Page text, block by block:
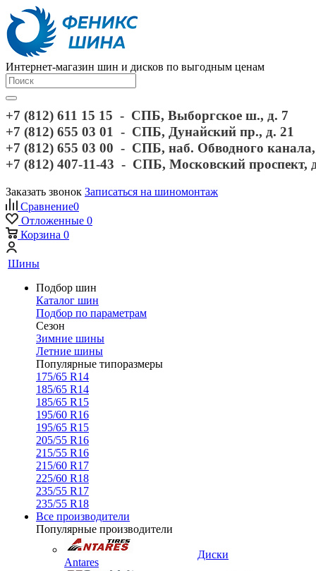
Интернет-магазин шин и дисков по выгодным ценам
+7 (812) 611 15 15 - СПБ, Выборгское ш., д. 7
+7 (812) 655 03 01 - СПБ, Дунайский пр., д. 21
+7 (812) 655 03 00 - СПБ, наб. Обводного
+7 (812) 407-11-43 - СПБ, Московский проспект,
Заказать звонок Записаться на шиномонтаж
Сравнение0
Отложенные 0
Корзина 0
Шины
Подбор шин
Каталог шин
Подбор по параметрам
Сезон
Зимние шины
Летние шины
Популярные типоразмеры
175/65 R14
185/65 R14
185/65 R15
195/60 R16
195/65 R15
205/55 R16
215/55 R16
215/60 R17
225/60 R18
235/55 R17
235/55 R18
Все производители
Популярные производители
Antares
Диски